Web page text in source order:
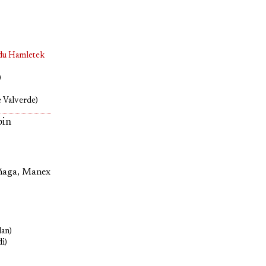
Hamletek
Valverde)
Manex